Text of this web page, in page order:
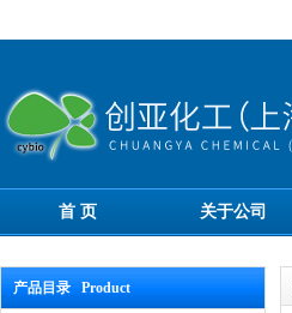
首 页 关于公司
产品目录 Product